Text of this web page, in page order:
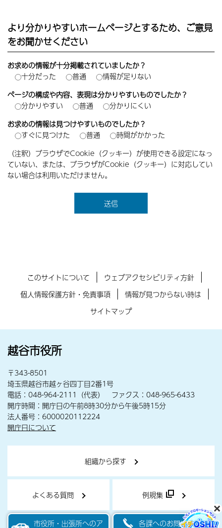
より分かりやすいホームページとするため、ご意見
をお聞かせください
お求めの情報が十分掲載されていましたか？
十分だった
普通
情報が足りない
ページの構成や内容、表現は分かりやすいものでしたか？
分かりやすい
普通
分かりにくい
お求めの情報は見つけやすいものでしたか？
すぐに見つけた
普通
時間がかかった
（注釈）ブラウザでCookie（クッキー）が使用できる設定になっ
ていない、または、ブラウザがCookie（クッキー）に対応してい
ない場合は利用いただけません。
このサイトについて
ウェブアクセシビリティ方針
個人情報保護方針・免責事項
情報が見つからない時は
サイトマップ
越谷市役所
〒343-8501
埼玉県越谷市越ヶ谷四丁目2番1号
電話：048-964-2111（代表） ファクス：048-965-6433
開庁時間：開庁日の午前8時30分から午後5時15分
法人番号：6000020112224
開庁日について
組織から探す
よくある質問 例規集
市役所・出張所へのア 各課へのお問い合わせ